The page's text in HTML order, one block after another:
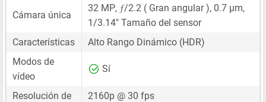
Cámara única
32 MP, ƒ/2.2 ( Gran angular ), 0.7 μm,
1/3.14" Tamaño del sensor
Características
Alto Rango Dinámico (HDR)
Modos de
vídeo
Sí
Resolución de
2160p @ 30 fps